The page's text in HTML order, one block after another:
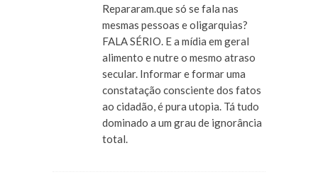
Repararam.que só se fala nas
mesmas pessoas e oligarquias?
FALA SÉRIO. E a mídia em geral
alimento e nutre o mesmo atraso
secular. Informar e formar uma
constatação consciente dos fatos
ao cidadão, é pura utopia. Tá tudo
dominado a um grau de ignorância
total.